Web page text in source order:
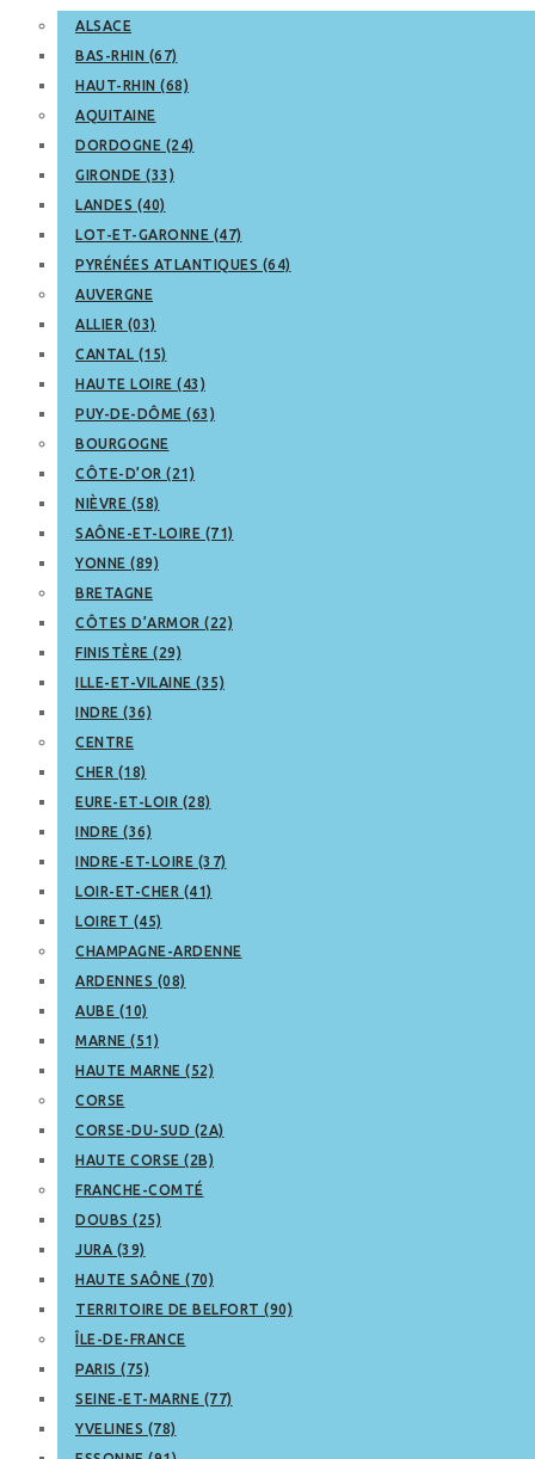
ALSACE
BAS-RHIN (67)
HAUT-RHIN (68)
AQUITAINE
DORDOGNE (24)
GIRONDE (33)
LANDES (40)
LOT-ET-GARONNE (47)
PYRÉNÉES ATLANTIQUES (64)
AUVERGNE
ALLIER (03)
CANTAL (15)
HAUTE LOIRE (43)
PUY-DE-DÔME (63)
BOURGOGNE
CÔTE-D’OR (21)
NIÈVRE (58)
SAÔNE-ET-LOIRE (71)
YONNE (89)
BRETAGNE
CÔTES D’ARMOR (22)
FINISTÈRE (29)
ILLE-ET-VILAINE (35)
INDRE (36)
CENTRE
CHER (18)
EURE-ET-LOIR (28)
INDRE (36)
INDRE-ET-LOIRE (37)
LOIR-ET-CHER (41)
LOIRET (45)
CHAMPAGNE-ARDENNE
ARDENNES (08)
AUBE (10)
MARNE (51)
HAUTE MARNE (52)
CORSE
CORSE-DU-SUD (2A)
HAUTE CORSE (2B)
FRANCHE-COMTÉ
DOUBS (25)
JURA (39)
HAUTE SAÔNE (70)
TERRITOIRE DE BELFORT (90)
ÎLE-DE-FRANCE
PARIS (75)
SEINE-ET-MARNE (77)
YVELINES (78)